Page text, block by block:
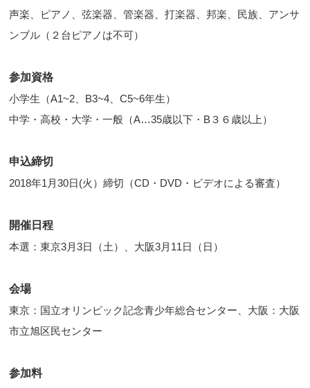
声楽、ピアノ、弦楽器、管楽器、打楽器、邦楽、民族、アンサ
ンブル（２台ピアノは不可）
参加資格
小学生（A1~2、B3~4、C5~6年生）
中学・高校・大学・一般（A…35歳以下・B３６歳以上）
申込締切
2018年1月30日(火）締切（CD・DVD・ビデオによる審査）
開催日程
本選：東京3月3日（土）、大阪3月11日（日）
会場
東京：国立オリンピック記念青少年総合センター、大阪：大阪
市立旭区民センター
参加料